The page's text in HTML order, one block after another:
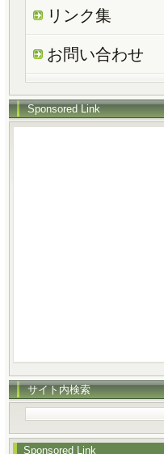
リンク集
お問い合わせ
Sponsored Link
サイト内検索
Sponsored Link